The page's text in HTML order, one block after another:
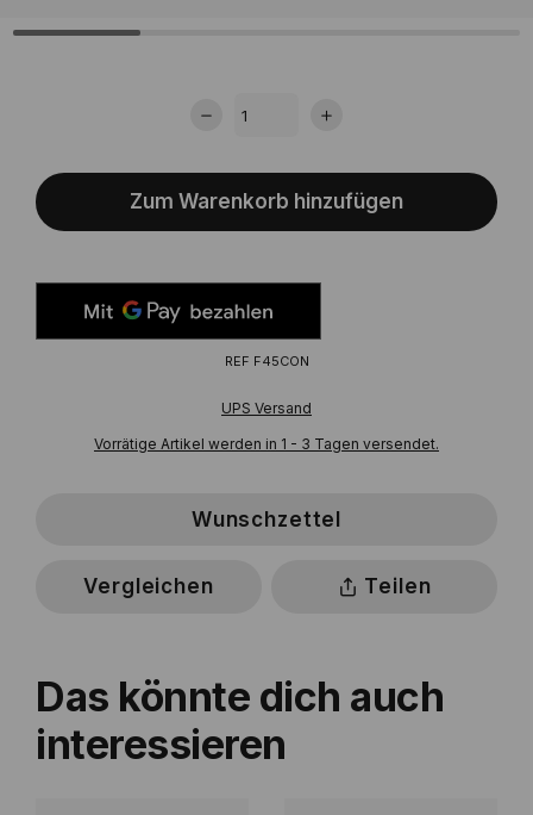
Zum Warenkorb hinzufügen
REF F45CON
UPS Versand
Vorrätige Artikel werden in 1 - 3 Tagen versendet.
Wunschzettel
Vergleichen Teilen
Das könnte dich auch
interessieren